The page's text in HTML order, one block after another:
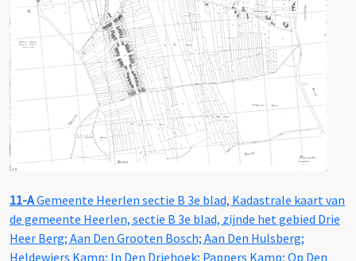
11-AGemeente Heerlen sectie B 3e blad, Kadastrale kaart van
de gemeente Heerlen, sectie B 3e blad, zijnde het gebied Drie
Heer Berg; Aan Den Grooten Bosch; Aan Den Hulsberg;
Heldewiers Kamp; In Den Driehoek; Pappers Kamp; Op Den